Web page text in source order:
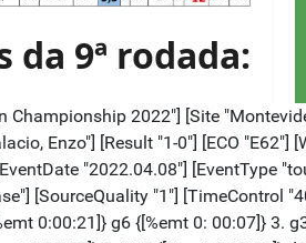
da 9ª rodada: